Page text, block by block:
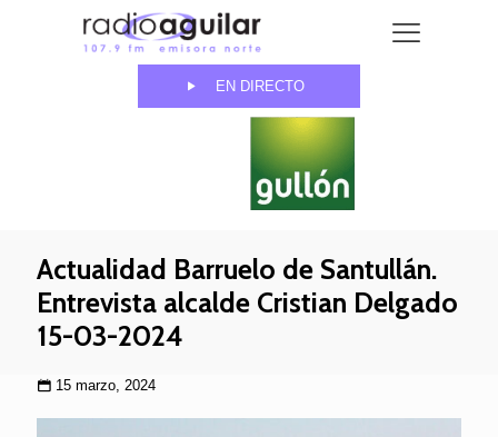
EN DIRECTO
Actualidad Barruelo de Santullán.
Entrevista alcalde Cristian Delgado
15-03-2024
15 marzo, 2024